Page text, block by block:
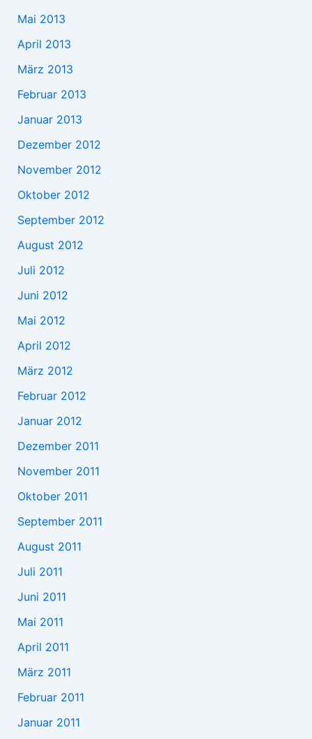
Mai 2013
April 2013
März 2013
Februar 2013
Januar 2013
Dezember 2012
November 2012
Oktober 2012
September 2012
August 2012
Juli 2012
Juni 2012
Mai 2012
April 2012
März 2012
Februar 2012
Januar 2012
Dezember 2011
November 2011
Oktober 2011
September 2011
August 2011
Juli 2011
Juni 2011
Mai 2011
April 2011
März 2011
Februar 2011
Januar 2011